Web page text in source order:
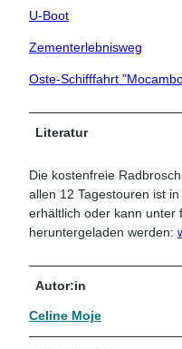
U-Boot
Zementerlebnisweg
Oste-Schifffahrt
Literatur
Die kostenfreie
allen 12 Tagestouren ist
erhältlich oder kann unter
heruntergeladen werden:
Autor:in
Celine Moje